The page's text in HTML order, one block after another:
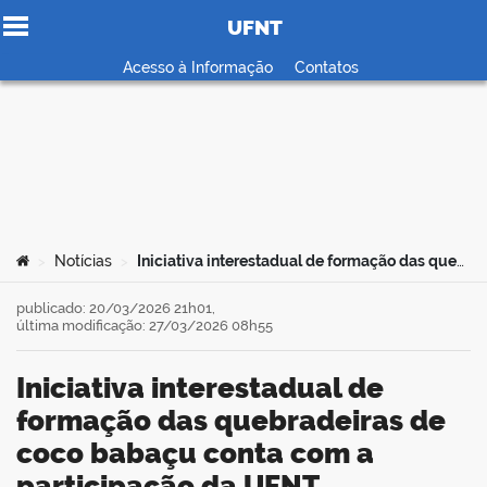
Ir para o conteúdo
UFNT
Acesso à Informação Contatos
Você está aqui:
Notícias Iniciativa interestadual de formação das quebradeiras de coco babaçu conta com a participação da UFNT
Iniciativa interestadual de
formação das quebradeiras de
coco babaçu conta com a
publicado: 20/03/2026 21h01,
última modificação: 27/03/2026 08h55